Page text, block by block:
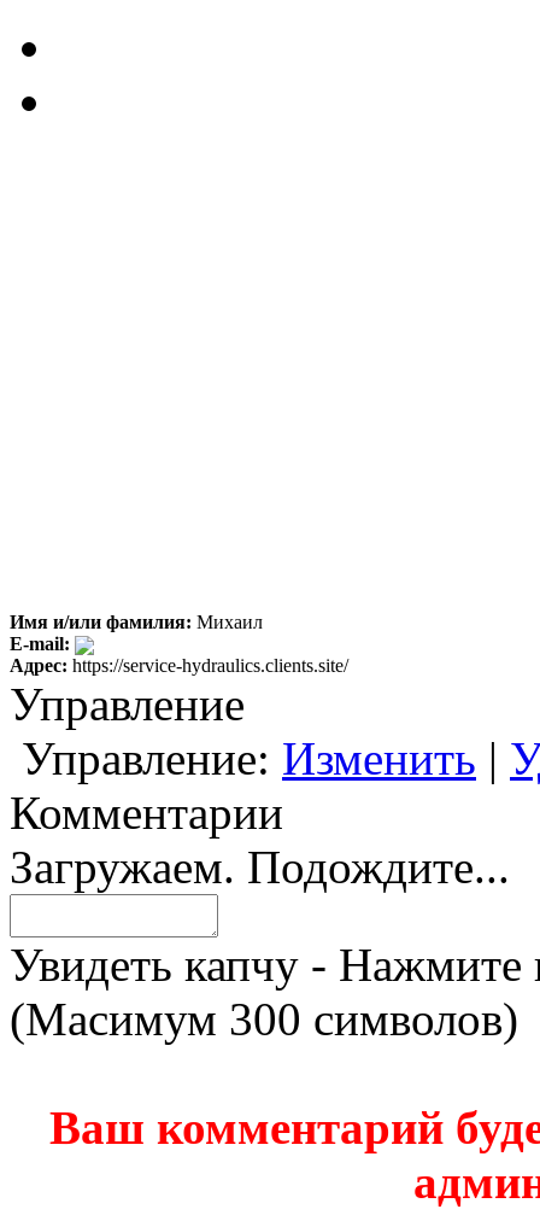
Имя и/или фамилия: Михаил
E-mail:
Адрес: https://service-hydraulics.clients.site/
Управление
Управление: Изменить |
Комментарии
Загружаем. Подождите...
Увидеть капчу - Нажмите
(Масимум 300 символов)
Ваш комментарий